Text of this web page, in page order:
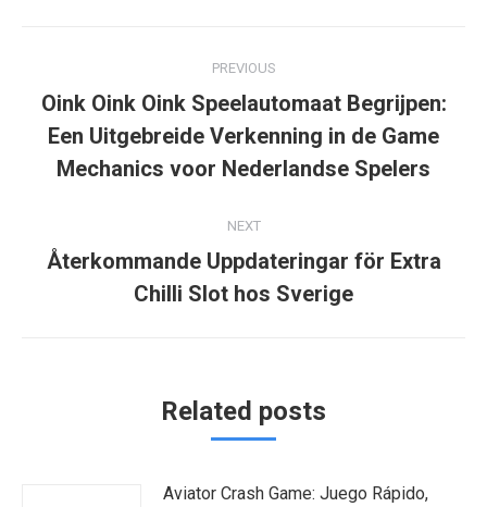
navigation
PREVIOUS
Previous
post:
Oink Oink Oink Speelautomaat Begrijpen:
Een Uitgebreide Verkenning in de Game
Mechanics voor Nederlandse Spelers
NEXT
Next
post:
Återkommande Uppdateringar för Extra
Chilli Slot hos Sverige
Related posts
Aviator Crash Game: Juego Rápido,